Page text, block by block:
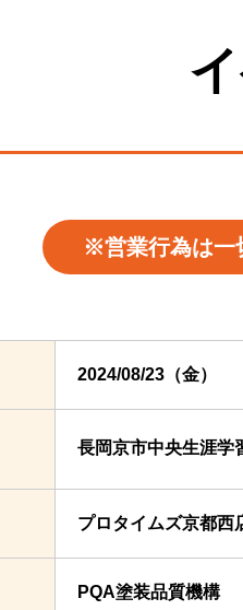
※営業行為は一
2024/08/23（金）
長岡京市中央生涯学
プロタイムズ京都西
PQA塗装品質機構